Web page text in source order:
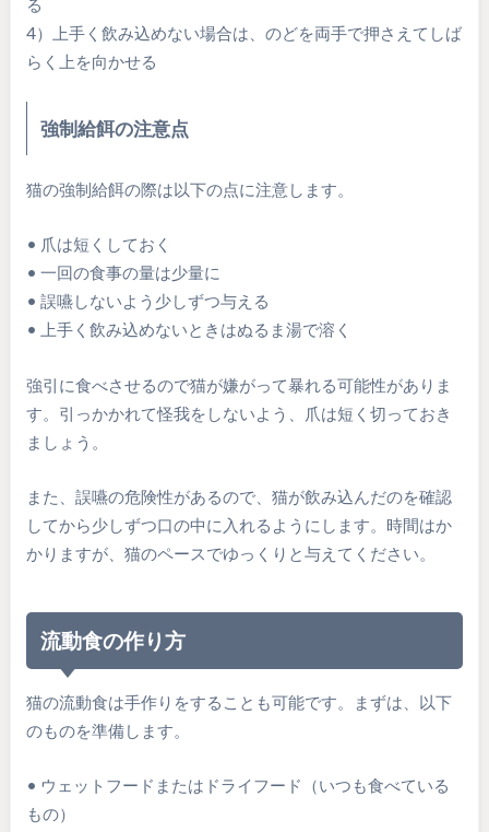
4）上手く飲み込めない場合は、のどを両手で押さえてしば
らく上を向かせる
強制給餌の注意点
猫の強制給餌の際は以下の点に注意します。
• 爪は短くしておく
• 一回の食事の量は少量に
• 誤嚥しないよう少しずつ与える
• 上手く飲み込めないときはぬるま湯で溶く
強引に食べさせるので猫が嫌がって暴れる可能性がありま
す。引っかかれて怪我をしないよう、爪は短く切っておき
ましょう。
また、誤嚥の危険性があるので、猫が飲み込んだのを確認
してから少しずつ口の中に入れるようにします。時間はか
かりますが、猫のペースでゆっくりと与えてください。
流動食の作り方
猫の流動食は手作りをすることも可能です。まずは、以下
のものを準備します。
• ウェットフードまたはドライフード（いつも食べている
もの）